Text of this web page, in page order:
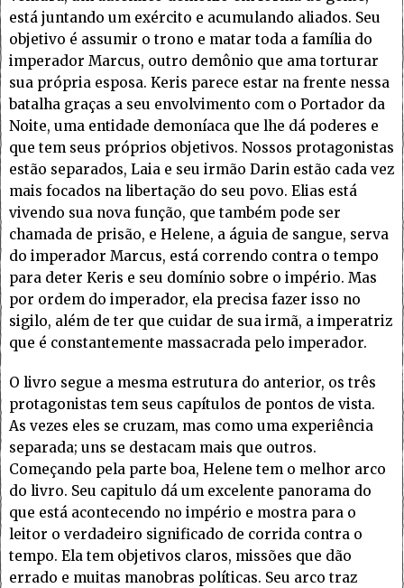
está juntando um exército e acumulando aliados. Seu
objetivo é assumir o trono e matar toda a família do
imperador Marcus, outro demônio que ama torturar
sua própria esposa. Keris parece estar na frente nessa
batalha graças a seu envolvimento com o Portador da
Noite, uma entidade demoníaca que lhe dá poderes e
que tem seus próprios objetivos. Nossos protagonistas
estão separados, Laia e seu irmão Darin estão cada vez
mais focados na libertação do seu povo. Elias está
vivendo sua nova função, que também pode ser
chamada de prisão, e Helene, a águia de sangue, serva
do imperador Marcus, está correndo contra o tempo
para deter Keris e seu domínio sobre o império. Mas
por ordem do imperador, ela precisa fazer isso no
sigilo, além de ter que cuidar de sua irmã, a imperatriz
que é constantemente massacrada pelo imperador.
O livro segue a mesma estrutura do anterior, os três
protagonistas tem seus capítulos de pontos de vista.
As vezes eles se cruzam, mas como uma experiência
separada; uns se destacam mais que outros.
Começando pela parte boa, Helene tem o melhor arco
do livro. Seu capitulo dá um excelente panorama do
que está acontecendo no império e mostra para o
leitor o verdadeiro significado de corrida contra o
tempo. Ela tem objetivos claros, missões que dão
errado e muitas manobras políticas. Seu arco traz